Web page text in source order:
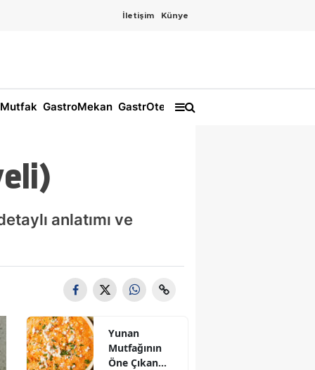
İletişim Künye
GastroMekan GastrOtel
anlatımı ve
Yunan
Mutfağının
Öne Çıkan